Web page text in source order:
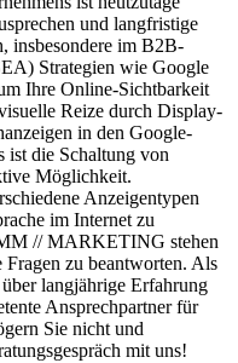
und langfristige
insbesondere im B2B-
Strategien wie Google
Ihre Online-Sichtbarkeit
Reize durch Display-
in den Google-
ist die Schaltung von
Möglichkeit.
Anzeigentypen
im Internet zu
// MARKETING stehen
zu beantworten. Als
langjährige Erfahrung
Ansprechpartner für
Sie nicht und
mit uns!